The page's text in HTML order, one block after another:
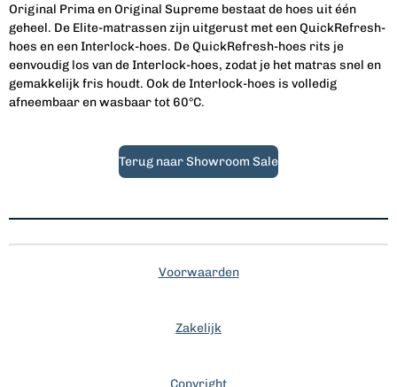
Original Prima en Original Supreme bestaat de hoes uit één
geheel. De Elite-matrassen zijn uitgerust met een QuickRefresh-
hoes en een Interlock-hoes. De QuickRefresh-hoes rits je
eenvoudig los van de Interlock-hoes, zodat je het matras snel en
gemakkelijk fris houdt. Ook de Interlock-hoes is volledig
afneembaar en wasbaar tot 60°C.
Terug naar Showroom Sale
Voorwaarden
Zakelijk